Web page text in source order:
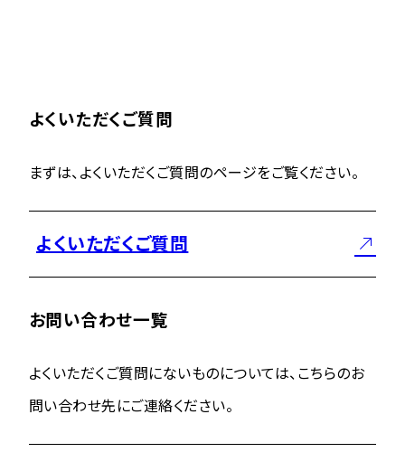
よくいただくご質問
まずは、よくいただくご質問のページをご覧ください。
よくいただくご質問
お問い合わせ一覧
よくいただくご質問にないものについては、こちらのお
問い合わせ先にご連絡ください。